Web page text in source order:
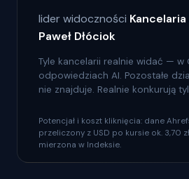
lider widoczności
Paweł Dłóciok
Tyle kancelarii realnie widać — w
odpowiedziach AI. Pozostałe
nie znajduje. Realnie konkurują
Potencjał i koszt kliknięcia: dane
przeliczony z USD po kursie ok. 3,70
mierzona w Indeksie.